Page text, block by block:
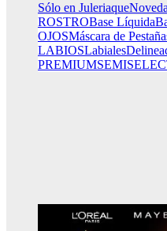
Sólo en Juleriaque
ROSTROBase Líquida
OJOSMáscara de
LABIOSLabiales
PREMIUM